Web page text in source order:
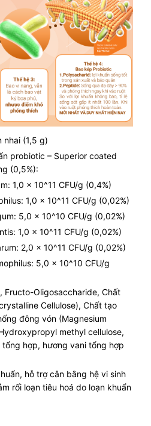
nhai (1,5 g)
probiotic – Superior coated
(0,5%):
1,0 x 10^11 CFU/g (0,4%)
1,0 x 10^11 CFU/g (0,02%)
5,0 x 10^10 CFU/g (0,02%)
1,0 x 10^11 CFU/g (0,02%)
2,0 x 10^11 CFU/g (0,02%)
5,0 x 10^10 CFU/g
Fructo-Oligosaccharide, Chất
Cellulose), Chất tạo
đông vón (Magnesium
methyl cellulose,
hợp, hương vani tổng hợp
hỗ trợ cân bằng hệ vi sinh
rối loạn tiêu hoá do loạn khuẩn